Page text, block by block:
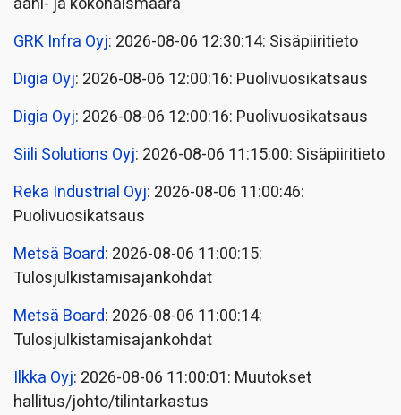
GRK Infra Oyj: 2026-08-06 12:30:14: Sisäpiiritieto
Digia Oyj: 2026-08-06 12:00:16: Puolivuosikatsaus
Digia Oyj: 2026-08-06 12:00:16: Puolivuosikatsaus
Siili Solutions Oyj: 2026-08-06 11:15:00: Sisäpiiritieto
Reka Industrial Oyj: 2026-08-06 11:00:46:
Puolivuosikatsaus
Metsä Board: 2026-08-06 11:00:15:
Tulosjulkistamisajankohdat
Metsä Board: 2026-08-06 11:00:14:
Tulosjulkistamisajankohdat
Ilkka Oyj: 2026-08-06 11:00:01: Muutokset
hallitus/johto/tilintarkastus